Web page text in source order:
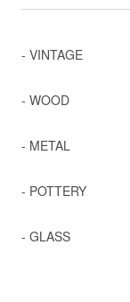
- VINTAGE
- WOOD
- METAL
- POTTERY
- GLASS